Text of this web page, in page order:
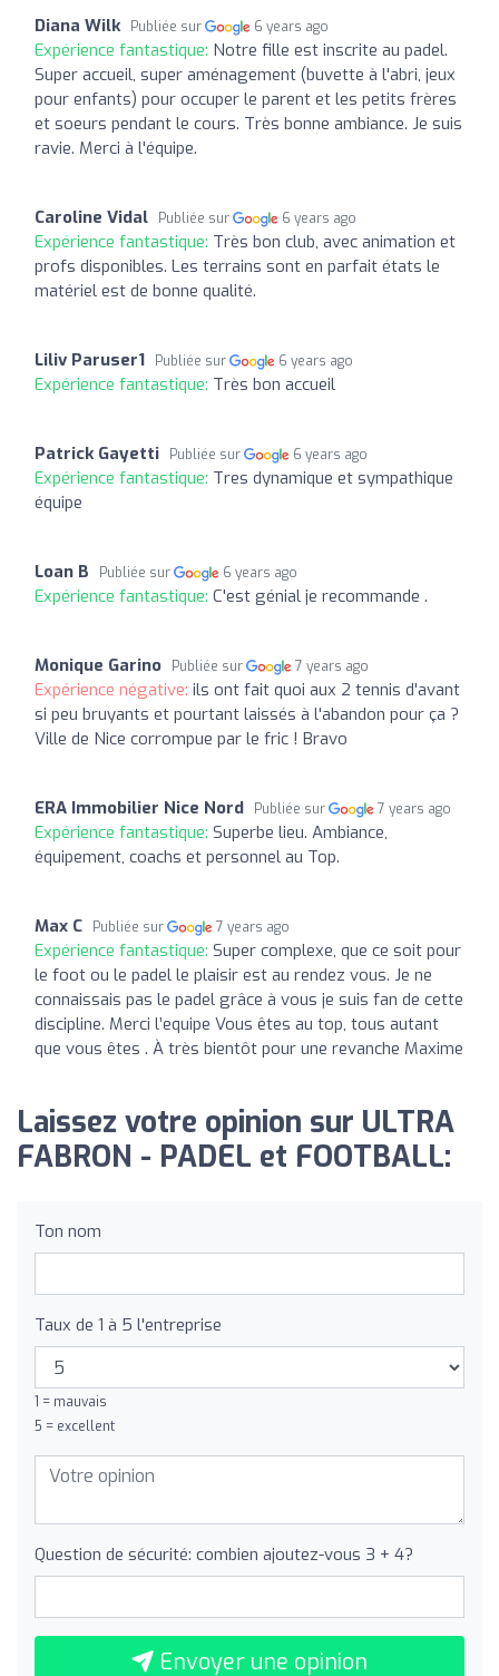
Diana Wilk Publiée sur 6 years ago
Expérience fantastique: Notre fille est inscrite au padel.
Super accueil, super aménagement (buvette à l'abri, jeux
pour enfants) pour occuper le parent et les petits frères
et soeurs pendant le cours. Très bonne ambiance. Je suis
ravie. Merci à l'équipe.
Caroline Vidal Publiée sur 6 years ago
Expérience fantastique: Très bon club, avec animation et
profs disponibles. Les terrains sont en parfait états le
matériel est de bonne qualité.
Liliv Paruser1 Publiée sur 6 years ago
Expérience fantastique: Très bon accueil
Patrick Gayetti Publiée sur 6 years ago
Expérience fantastique: Tres dynamique et sympathique
équipe
Loan B Publiée sur 6 years ago
Expérience fantastique: C'est génial je recommande .
Monique Garino Publiée sur 7 years ago
Expérience négative: ils ont fait quoi aux 2 tennis d'avant
si peu bruyants et pourtant laissés à l'abandon pour ça ?
Ville de Nice corrompue par le fric ! Bravo
ERA Immobilier Nice Nord Publiée sur 7 years ago
Expérience fantastique: Superbe lieu. Ambiance,
équipement, coachs et personnel au Top.
Max C Publiée sur 7 years ago
Expérience fantastique: Super complexe, que ce soit pour
le foot ou le padel le plaisir est au rendez vous. Je ne
connaissais pas le padel grâce à vous je suis fan de cette
discipline. Merci l’equipe Vous êtes au top, tous autant
que vous êtes . À très bientôt pour une revanche Maxime
Laissez votre opinion sur ULTRA
FABRON - PADEL et FOOTBALL:
Ton nom
Taux de 1 à 5 l'entreprise
1 = mauvais
5 = excellent
Question de sécurité: combien ajoutez-vous 3 + 4?
Envoyer une opinion